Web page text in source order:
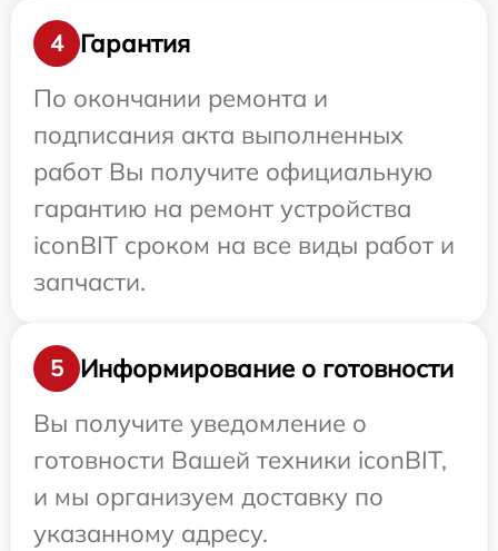
4
Гарантия
По окончании ремонта и
подписания акта выполненных
работ Вы получите официальную
гарантию на ремонт устройства
iconBIT сроком на все виды работ и
запчасти.
5
Информирование о готовности
Вы получите уведомление о
готовности Вашей техники iconBIT,
и мы организуем доставку по
указанному адресу.